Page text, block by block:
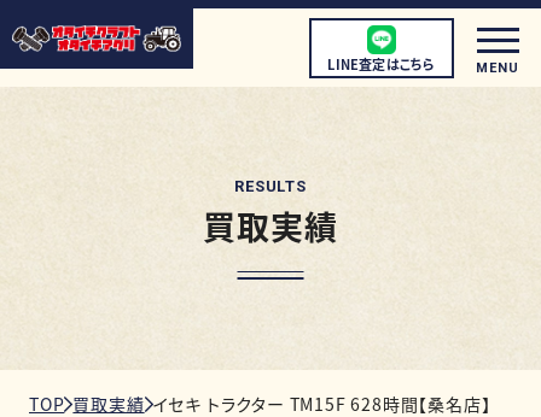
LINE査定はこちら MENU
店頭買取について
RESULTS
買取実績
TOP 買取実績 イセキ トラクター TM15F 628時間【桑名店】